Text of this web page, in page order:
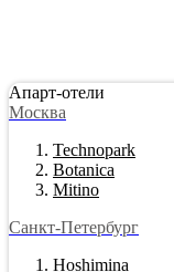
Апарт-отели
Москва
Technopark
Botanica
Mitino
Санкт-Петербург
Hoshimina